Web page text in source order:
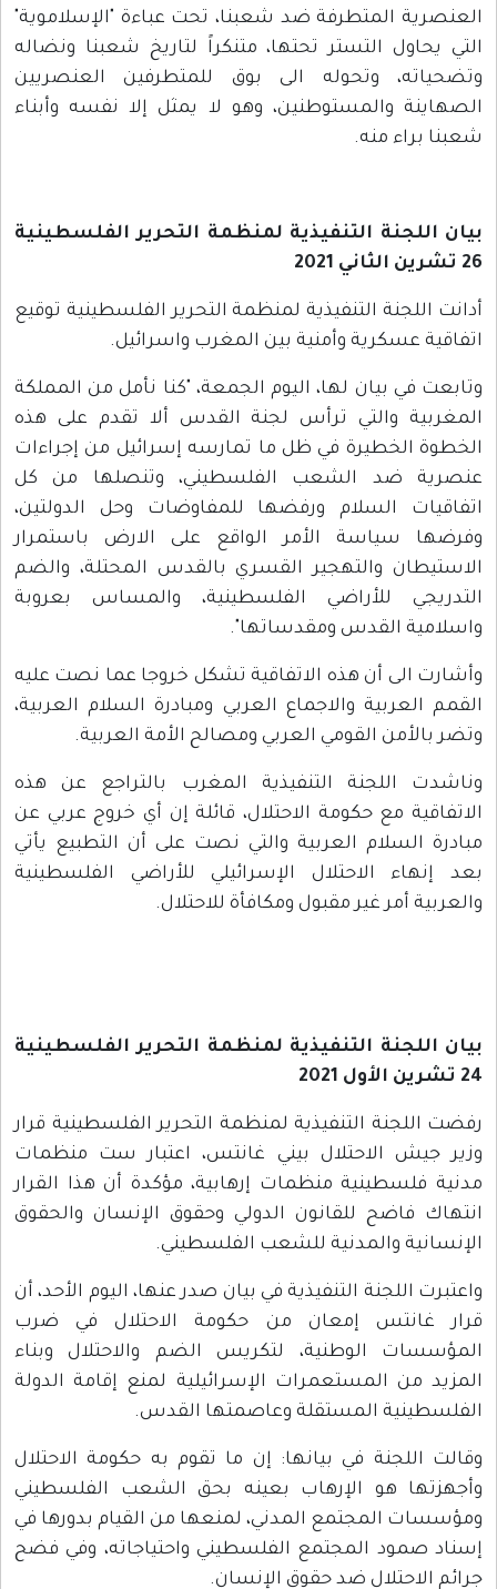
العنصرية المتطرفة ضد شعبنا، تحت عباءة "الإسلاموية"
التي يحاول التستر تحتها، متنكراً لتاريخ شعبنا ونضاله
وتضحياته، وتحوله الى بوق للمتطرفين العنصريين
الصهاينة والمستوطنين، وهو لا يمثل إلا نفسه وأبناء
شعبنا براء منه.
بيان اللجنة التنفيذية لمنظمة التحرير الفلسطينية
26 تشرين الثاني 2021
أدانت اللجنة التنفيذية لمنظمة التحرير الفلسطينية توقيع
اتفاقية عسكرية وأمنية بين المغرب واسرائيل.
وتابعت في بيان لها، اليوم الجمعة، "كنا نأمل من المملكة
المغربية والتي ترأس لجنة القدس ألا تقدم على هذه
الخطوة الخطيرة في ظل ما تمارسه إسرائيل من إجراءات
عنصرية ضد الشعب الفلسطيني، وتنصلها من كل
اتفاقيات السلام ورفضها للمفاوضات وحل الدولتين،
وفرضها سياسة الأمر الواقع على الارض باستمرار
الاستيطان والتهجير القسري بالقدس المحتلة، والضم
التدريجي للأراضي الفلسطينية، والمساس بعروبة
واسلامية القدس ومقدساتها".
وأشارت الى أن هذه الاتفاقية تشكل خروجا عما نصت عليه
القمم العربية والاجماع العربي ومبادرة السلام العربية،
وتضر بالأمن القومي العربي ومصالح الأمة العربية.
وناشدت اللجنة التنفيذية المغرب بالتراجع عن هذه
الاتفاقية مع حكومة الاحتلال، قائلة إن أي خروج عربي عن
مبادرة السلام العربية والتي نصت على أن التطبيع يأتي
بعد إنهاء الاحتلال الإسرائيلي للأراضي الفلسطينية
والعربية أمر غير مقبول ومكافأة للاحتلال.
بيان اللجنة التنفيذية لمنظمة التحرير الفلسطينية
24 تشرين الأول 2021
رفضت اللجنة التنفيذية لمنظمة التحرير الفلسطينية قرار
وزير جيش الاحتلال بيني غانتس، اعتبار ست منظمات
مدنية فلسطينية منظمات إرهابية، مؤكدة أن هذا القرار
انتهاك فاضح للقانون الدولي وحقوق الإنسان والحقوق
الإنسانية والمدنية للشعب الفلسطيني.
واعتبرت اللجنة التنفيذية في بيان صدر عنها، اليوم الأحد، أن
قرار غانتس إمعان من حكومة الاحتلال في ضرب
المؤسسات الوطنية، لتكريس الضم والاحتلال وبناء
المزيد من المستعمرات الإسرائيلية لمنع إقامة الدولة
الفلسطينية المستقلة وعاصمتها القدس.
وقالت اللجنة في بيانها: إن ما تقوم به حكومة الاحتلال
وأجهزتها هو الإرهاب بعينه بحق الشعب الفلسطيني
ومؤسسات المجتمع المدني، لمنعها من القيام بدورها في
إسناد صمود المجتمع الفلسطيني واحتياجاته، وفي فضح
جرائم الاحتلال ضد حقوق الإنسان.